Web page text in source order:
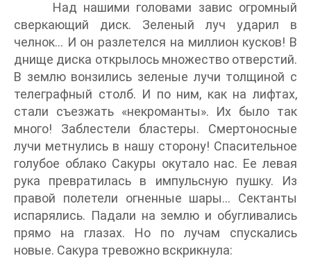
Над нашими головами завис огромный
сверкающий диск. Зеленый луч ударил в
челнок... И он разлетелся на миллион кусков! В
днище диска открылось множество отверстий.
В землю вонзились зеленые лучи толщиной с
телеграфный столб. И по ним, как на лифтах,
стали съезжать «некроманты». Их было так
много! Заблестели бластеры. Смертоносные
лучи метнулись в нашу сторону! Спасительное
голубое облако Сакуры окутало нас. Ее левая
рука превратилась в импульсную пушку. Из
правой полетели огненные шары… Сектанты
испарялись. Падали на землю и обугливались
прямо на глазах. Но по лучам спускались
новые. Сакура тревожно вскрикнула: